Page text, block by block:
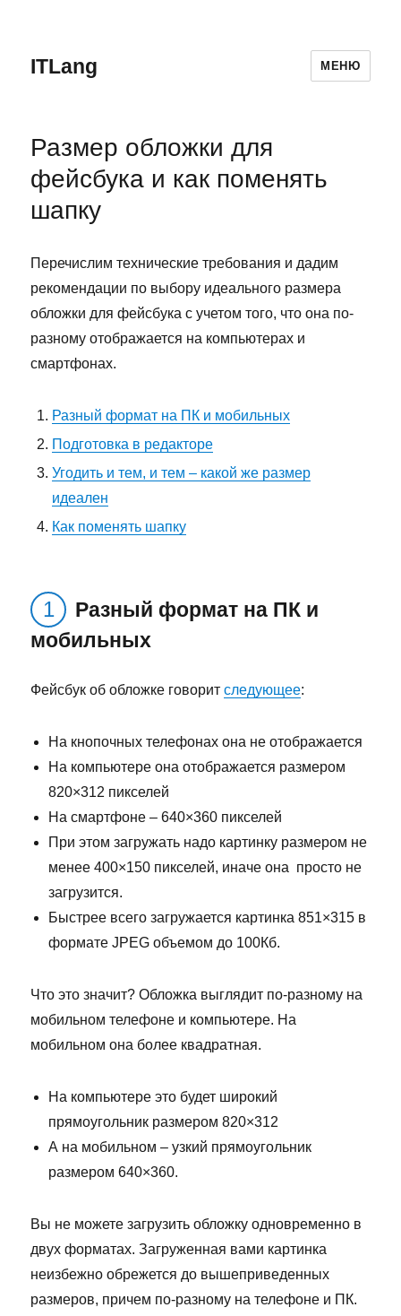
ITLang МЕНЮ
Размер обложки для
фейсбука и как поменять
шапку
Перечислим технические требования и дадим
рекомендации по выбору идеального размера
обложки для фейсбука с учетом того, что она по-
разному отображается на компьютерах и
смартфонах.
Разный формат на ПК и мобильных
Подготовка в редакторе
Угодить и тем, и тем – какой же размер
идеален
Как поменять шапку
Разный формат на ПК и
мобильных
Фейсбук об обложке говоритследующее:
На кнопочных телефонах она не отображается
На компьютере она отображается размером
820×312 пикселей
На смартфоне – 640×360 пикселей
При этом загружать надо картинку размером не
менее 400×150 пикселей, иначе она просто не
загрузится.
Быстрее всего загружается картинка 851×315 в
формате JPEG объемом до 100Кб.
Что это значит? Обложка выглядит по-разному на
мобильном телефоне и компьютере. На
мобильном она более квадратная.
На компьютере это будет широкий
прямоугольник размером 820×312
А на мобильном – узкий прямоугольник
размером 640×360.
Вы не можете загрузить обложку одновременно в
двух форматах. Загруженная вами картинка
неизбежно обрежется до вышеприведенных
размеров, причем по-разному на телефоне и ПК.